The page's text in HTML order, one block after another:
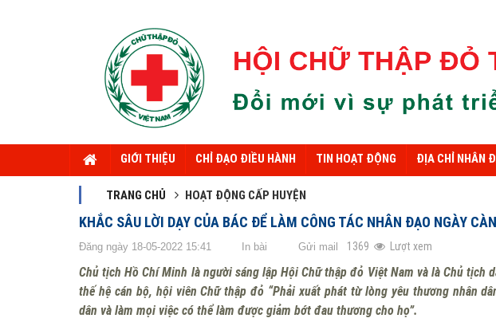
GIỚI THIỆU CHỈ ĐẠO ĐIỀU HÀNH TIN HOẠT ĐỘNG ĐỊA CHỈ NHÂN
TRANG CHỦ HOẠT ĐỘNG CẤP HUYỆN
KHẮC SÂU LỜI DẠY CỦA BÁC ĐỂ LÀM CÔNG TÁC NHÂN ĐẠO NGÀY
Đăng ngày 18-05-2022 15:41 In bài Gửi mail 1369 Lượt xem
Chủ tịch Hồ Chí Minh là người sáng lập Hội Chữ thập đỏ Việt Nam và là Chủ tịch
thế hệ cán bộ, hội viên Chữ thập đỏ “Phải xuất phát từ lòng yêu thương nhân
dân và làm mọi việc có thể làm được giảm bớt đau thương cho họ”.